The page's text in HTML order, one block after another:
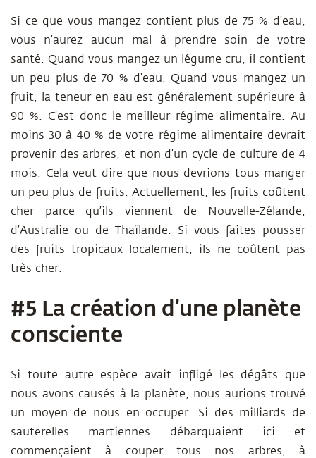
Si ce que vous mangez contient plus de 75 % d’eau,
vous n’aurez aucun mal à prendre soin de votre
santé. Quand vous mangez un légume cru, il contient
un peu plus de 70 % d’eau. Quand vous mangez un
fruit, la teneur en eau est généralement supérieure à
90 %. C’est donc le meilleur régime alimentaire. Au
moins 30 à 40 % de votre régime alimentaire devrait
provenir des arbres, et non d’un cycle de culture de 4
mois. Cela veut dire que nous devrions tous manger
un peu plus de fruits. Actuellement, les fruits coûtent
cher parce qu’ils viennent de Nouvelle-Zélande,
d’Australie ou de Thaïlande. Si vous faites pousser
des fruits tropicaux localement, ils ne coûtent pas
très cher.
#5 La création d’une planète
consciente
Si toute autre espèce avait infligé les dégâts que
nous avons causés à la planète, nous aurions trouvé
un moyen de nous en occuper. Si des milliards de
sauterelles martiennes débarquaient ici et
commençaient à couper tous nos arbres, à